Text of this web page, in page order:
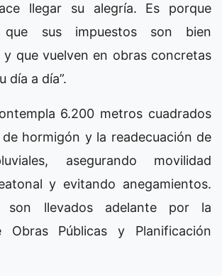
llegar su alegría. Es porque
sus impuestos son bien
y que vuelven en obras concretas
día a día”.
6.200 metros cuadrados
hormigón y la readecuación de
asegurando movilidad
y evitando anegamientos.
son llevados adelante por la
Obras Públicas y Planificación